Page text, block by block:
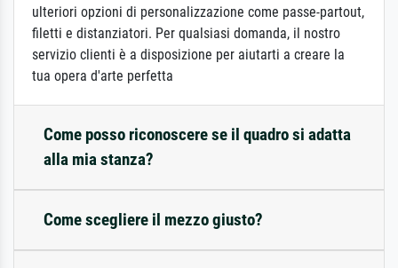
ulteriori opzioni di personalizzazione come passe-partout,
filetti e distanziatori. Per qualsiasi domanda, il nostro
servizio clienti è a disposizione per aiutarti a creare la
tua opera d'arte perfetta
Come posso riconoscere se il quadro si adatta
alla mia stanza?
Come scegliere il mezzo giusto?